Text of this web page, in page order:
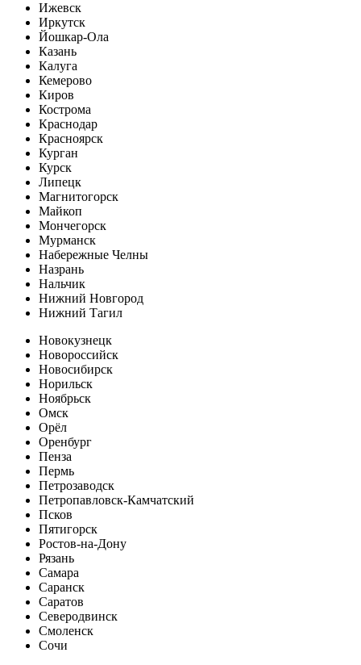
Ижевск
Иркутск
Йошкар-Ола
Казань
Калуга
Кемерово
Киров
Кострома
Краснодар
Красноярск
Курган
Курск
Липецк
Магнитогорск
Майкоп
Мончегорск
Мурманск
Набережные Челны
Назрань
Нальчик
Нижний Новгород
Нижний Тагил
Новокузнецк
Новороссийск
Новосибирск
Норильск
Ноябрьск
Омск
Орёл
Оренбург
Пенза
Пермь
Петрозаводск
Петропавловск-Камчатский
Псков
Пятигорск
Ростов-на-Дону
Рязань
Самара
Саранск
Саратов
Северодвинск
Смоленск
Сочи